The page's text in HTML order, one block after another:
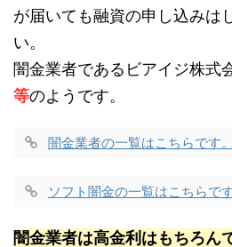
が届いても融資の申し込みは
い。
闇金業者であるビアイジ株式
等のようです。
闇金業者の一覧はこちらです。
ソフト闇金の一覧はこちらです
闇金業者は高金利はもちろん